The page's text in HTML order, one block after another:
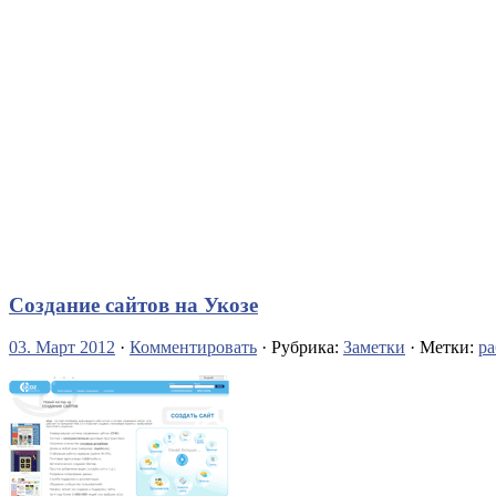
Создание сайтов на Укозе
03. Март 2012 · Комментировать · Рубрика: Заметки · Метки: